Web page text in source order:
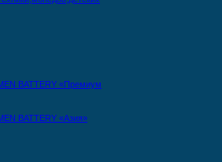
BATTERY «Премиум
BATTERY «Азия»